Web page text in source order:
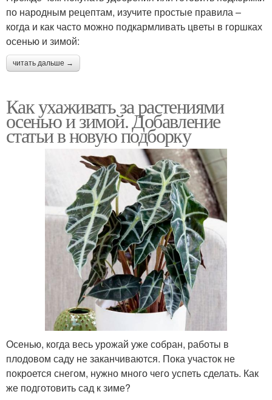
по народным рецептам, изучите простые правила –
когда и как часто можно подкармливать цветы в горшках
осенью и зимой:
читать дальше →
Как ухаживать за растениями
осенью и зимой. Добавление
статьи в новую подборку
Осенью, когда весь урожай уже собран, работы в
плодовом саду не заканчиваются. Пока участок не
покроется снегом, нужно много чего успеть сделать. Как
же подготовить сад к зиме?